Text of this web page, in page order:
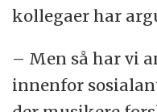
kollegaer har
– Men så har vi
innenfor